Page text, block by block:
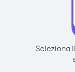
Seleziona